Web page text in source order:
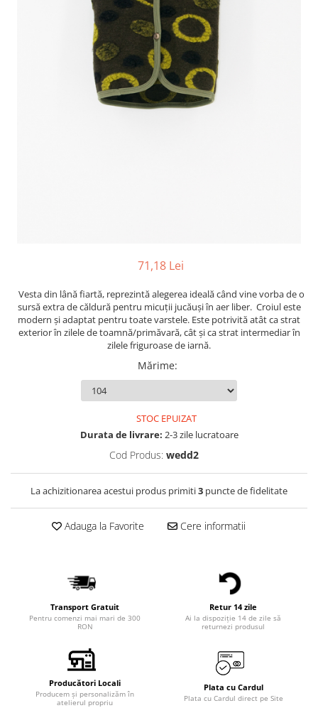
71,18 Lei
Vesta din lână fiartă, reprezintă alegerea ideală când vine vorba de o
sursă extra de căldură pentru micuții jucăuși în aer liber. Croiul este
modern și adaptat pentru toate varstele. Este potrivită atât ca strat
exterior în zilele de toamnă/primăvară, cât și ca strat intermediar în
zilele friguroase de iarnă.
Mărime:
STOC EPUIZAT
Durata de livrare: 2-3 zile lucratoare
Cod Produs: wedd2
La achizitionarea acestui produs primiti3 puncte de fidelitate
Adauga la Favorite Cere informatii
Transport Gratuit
Pentru comenzi mai mari de 300
RON
Retur 14 zile
Ai la dispoziție 14 de zile să
returnezi produsul
Producători Locali
Producem și personalizăm în
atelierul propriu
Plata cu Cardul
Plata cu Cardul direct pe Site